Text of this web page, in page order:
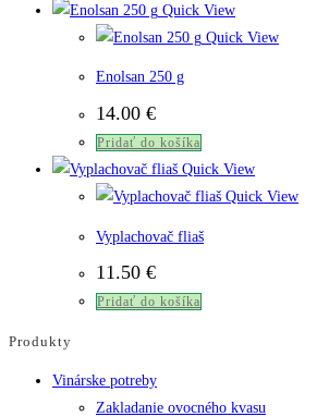
Quick View
Quick View
Enolsan 250 g
14.00 €
Pridať do košíka
Quick View
Quick View
Vyplachovač fliaš
11.50 €
Pridať do košíka
Produkty
Vinárske potreby
Zakladanie ovocného kvasu